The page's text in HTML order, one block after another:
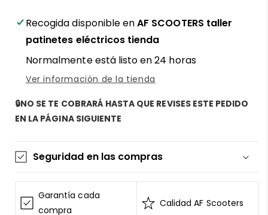
Recogida disponible enAF SCOOTERS taller
patinetes eléctricos tienda
Normalmente está listo en 24 horas
Ver información de la tienda
🔒NO SE TE COBRARÁ HASTA QUE REVISES ESTE PEDIDO
EN LA PÁGINA SIGUIENTE
Seguridad en las compras
La información de las tarjetas se mantiene
segura y sin riesgos
AF SCOOTERS
sigue el Estándar de Seguridad de
Garantía cada
compra
Calidad AF Scooters